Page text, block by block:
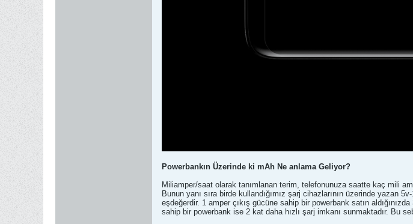
Powerbankın Üzerinde ki mAh Ne anlama Geliyor?
Miliamper/saat olarak tanımlanan terim, telefonunuza saatte kaç mili
Bunun yanı sıra birde kullandığımız şarj cihazlarının üzerinde
eşdeğerdir. 1 amper çıkış gücüne sahip bir powerbank satın
sahip bir powerbank ise 2 kat daha hızlı şarj imkanı sunmaktadır. Bu